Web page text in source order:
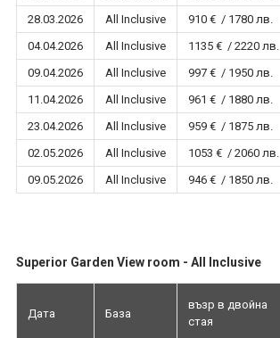
28.03.2026
All Inclusive 910 € / 1780 лв.
04.04.2026
All Inclusive 1135 € / 2220 лв.
09.04.2026
All Inclusive 997 € / 1950 лв.
11.04.2026
All Inclusive 961 € / 1880 лв.
23.04.2026
All Inclusive 959 € / 1875 лв.
02.05.2026
All Inclusive 1053 € / 2060 лв.
09.05.2026
All Inclusive 946 € / 1850 лв.
Superior Garden View room - All Inclusive
Дата База
възр в двойна
стая